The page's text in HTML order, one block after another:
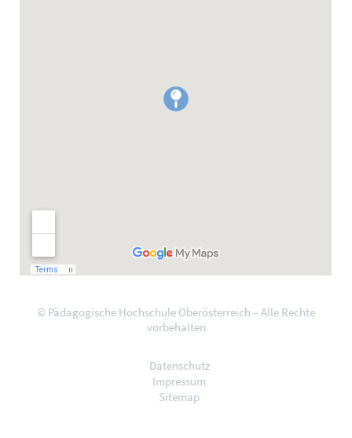
© Pädagogische Hochschule Oberösterreich – Alle Rechte
vorbehalten
Datenschutz
Impressum
Sitemap